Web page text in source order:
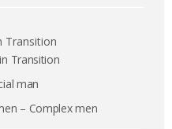
Transition
Transition
man
– Complex men